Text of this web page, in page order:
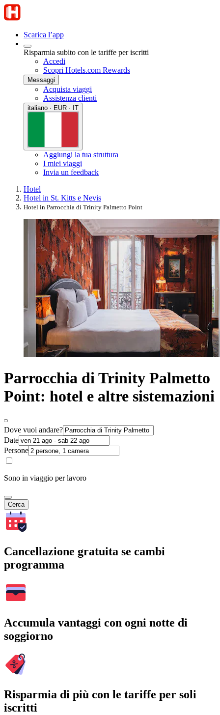
Scarica l’app
Risparmia subito con le tariffe per iscritti
Accedi
Scopri Hotels.com Rewards
Messaggi
Acquista viaggi
Assistenza clienti
italiano · EUR · IT
Aggiungi la tua struttura
I miei viaggi
Invia un feedback
Hotel
Hotel in St. Kitts e Nevis
Hotel in Parrocchia di Trinity Palmetto Point
Parrocchia di Trinity Palmetto
Point: hotel e altre sistemazioni
Dove vuoi andare?
Date
Persone
Sono in viaggio per lavoro
Cerca
Cancellazione gratuita se cambi
programma
Accumula vantaggi con ogni notte di
soggiorno
Risparmia di più con le tariffe per soli
iscritti